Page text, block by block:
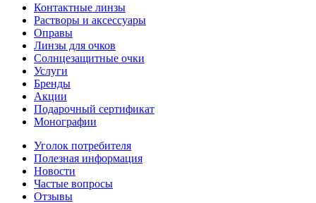
Контактные линзы
Растворы и аксессуары
Оправы
Линзы для очков
Солнцезащитные очки
Услуги
Бренды
Акции
Подарочный сертификат
Монографии
Уголок потребителя
Полезная информация
Новости
Частые вопросы
Отзывы